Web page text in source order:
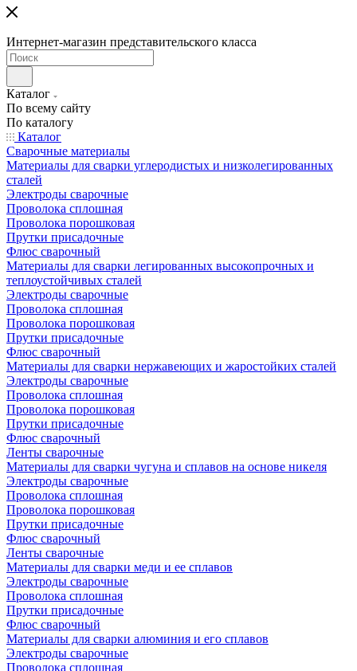
Интернет-магазин представительского класса
Каталог
По всему сайту
По каталогу
Каталог
Сварочные материалы
Материалы для сварки углеродистых и низколегированных
сталей
Электроды сварочные
Проволока сплошная
Проволока порошковая
Прутки присадочные
Флюс сварочный
Материалы для сварки легированных высокопрочных и
теплоустойчивых сталей
Электроды сварочные
Проволока сплошная
Проволока порошковая
Прутки присадочные
Флюс сварочный
Материалы для сварки нержавеющих и жаростойких сталей
Электроды сварочные
Проволока сплошная
Проволока порошковая
Прутки присадочные
Флюс сварочный
Ленты сварочные
Материалы для сварки чугуна и сплавов на основе никеля
Электроды сварочные
Проволока сплошная
Проволока порошковая
Прутки присадочные
Флюс сварочный
Ленты сварочные
Материалы для сварки меди и ее сплавов
Электроды сварочные
Проволока сплошная
Прутки присадочные
Флюс сварочный
Материалы для сварки алюминия и его сплавов
Электроды сварочные
Проволока сплошная